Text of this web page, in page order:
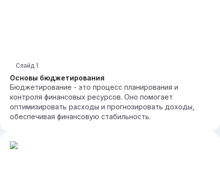
Основы бюджетирования
Слайд 1
Бюджетирование - это процесс планирования и
контроля финансовых ресурсов. Оно помогает
оптимизировать расходы и прогнозировать доходы,
обеспечивая финансовую стабильность.